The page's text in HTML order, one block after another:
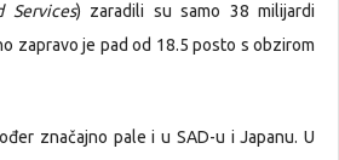
Services) zaradili su samo 38 milijardi
zapravo je pad od 18.5 posto s obzirom
značajno pale i u SAD-u i Japanu. U